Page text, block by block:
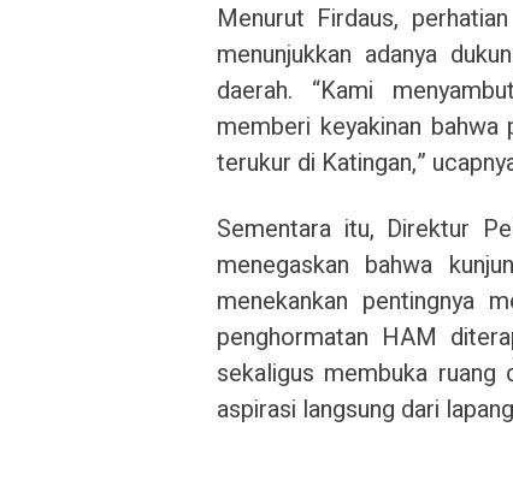
Menurut Firdaus,
menunjukkan adanya
daerah. “Kami
memberi keyakinan
terukur di Katingan,”
Sementara itu, Direktur
menegaskan bahwa
menekankan pentingnya
penghormatan HAM
sekaligus membuka ruang
aspirasi langsung dari